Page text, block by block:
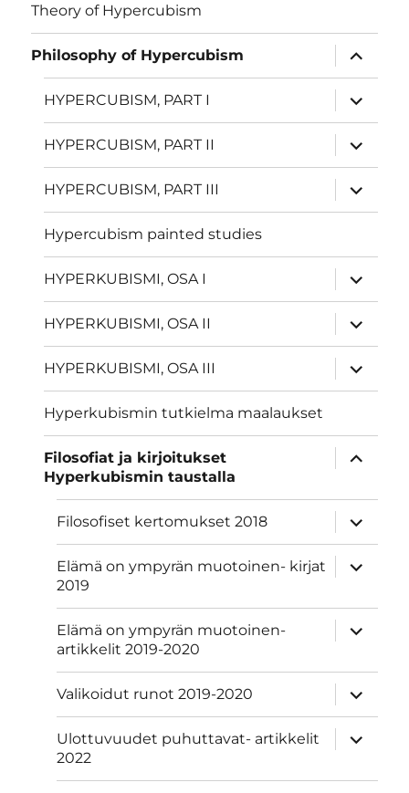
Theory of Hypercubism
Philosophy of Hypercubism
näytä
HYPERCUBISM, PART I
näytä
HYPERCUBISM, PART II
näytä
HYPERCUBISM, PART III
näytä
Hypercubism painted studies
HYPERKUBISMI, OSA I
näytä
HYPERKUBISMI, OSA II
näytä
HYPERKUBISMI, OSA III
näytä
Hyperkubismin tutkielma maalaukset
Filosofiat ja kirjoitukset
Hyperkubismin taustalla
näytä
Filosofiset kertomukset 2018
näytä
Elämä on ympyrän muotoinen- kirjat
2019
näytä
Elämä on ympyrän muotoinen-
artikkelit 2019-2020
näytä
Valikoidut runot 2019-2020
näytä
Ulottuvuudet puhuttavat- artikkelit
2022
näytä